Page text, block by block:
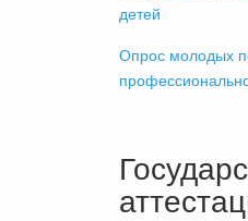
детей
Опрос молодых